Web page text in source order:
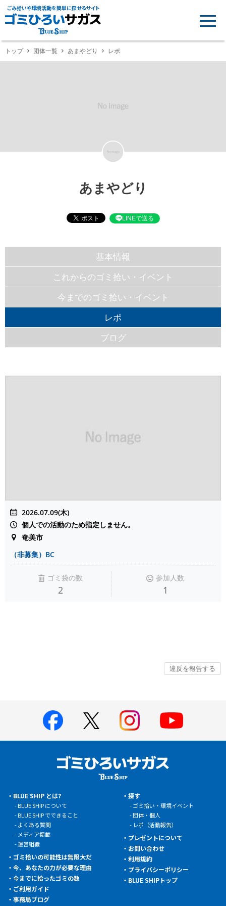
ごみ拾いや環境活動を簡単に探せるサイト
トップ 団体一覧 あまやどり レポ
あまやどり
LINEで送る
基本情報
これからのゴミ拾い・イベント
今までのゴミ拾い・イベント
レポ
ブログ
2026.07.09(木)
個人での活動のため指定しません。
奄美市
（非募集）BC
ゴミ袋の数
2
参加人数
1
BLUE SHIP とは?
BLUE SHIP について
BLUE SHIP でできること
よくある質問
メディア掲載
運営組織
ゴミ拾いの可能性は無限大だ
今、あなたの力が必要な理由
今までに拾ったゴミの数
ご利用ガイド
事務局ブログ
探す
ゴミ拾い・環境イベント
団体・個人
レポ（活動報告）
プレゼントについて
お問い合わせ
利用規約
プライバシーポリシー
BLUE SHIPトップ